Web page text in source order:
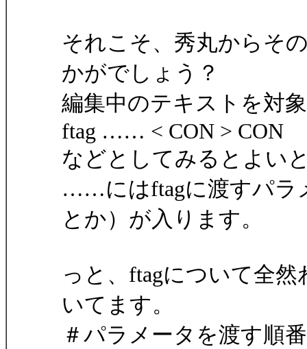
それこそ、秀丸からそ
かがでしょう？
編集中のテキストを対
ftag …… < CON > CON
などとしてみるとよい
……にはftagに渡すパラ
とか）が入ります。
っと、ftagについて全
いてます。
＃パラメータを渡す順